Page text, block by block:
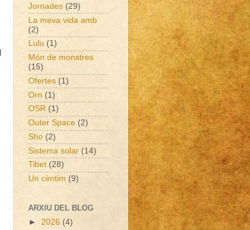
Jornades (29)
La meva vida amb
(2)
Lulu (1)
Món de monstres
(15)
Ofertes (1)
Orn (1)
OSR (1)
Outer Space (2)
Sho (2)
Sistema solar (14)
Tibet (28)
Un cèntim (9)
ARXIU DEL BLOG
► 2026 (4)